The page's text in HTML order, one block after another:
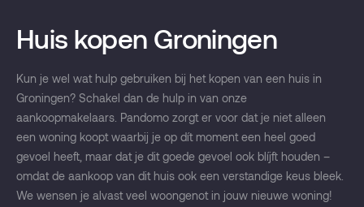
Huis kopen Groningen
Kun je wel wat hulp gebruiken bij het kopen van een huis in
Groningen? Schakel dan de hulp in van onze
aankoopmakelaars. Pandomo zorgt er voor dat je niet alleen
een woning koopt waarbij je op dít moment een heel goed
gevoel heeft, maar dat je dit goede gevoel ook blíjft houden –
omdat de aankoop van dit huis ook een verstandige keus bleek.
We wensen je alvast veel woongenot in jouw nieuwe woning!